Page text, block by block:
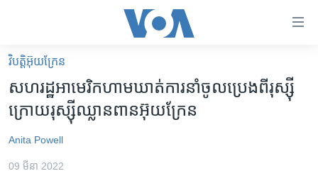
គេហទំព័រ​
ទាក់ទង
និង​
ទំព័រ​
អន្តរជាតិ
វិបត្តិអ៊ុយក្រែន
សហរដ្ឋ​អាមេរិក​ហាមឃាត់​ការ​នាំ​ចូល​ប្រេង​ពី​រុស្ស៊ី​
ក្រោយ​​រុស្ស៊ី​ឈ្លានពាន​​អ៊ុយក្រែន
Anita Powell
09 មីនា 2022